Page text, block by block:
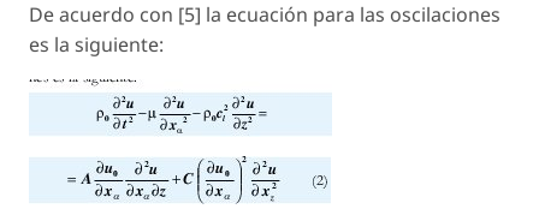
De acuerdo con [5] la ecuación para las oscilaciones
es la siguiente: